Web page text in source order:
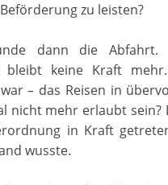
zu leisten?
dann die Abfahrt.
bleibt keine Kraft
– das Reisen in
nicht mehr erlaubt sein?
in Kraft
wusste.